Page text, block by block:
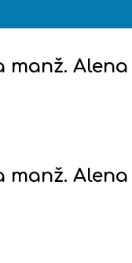
manž. Alena
Alena